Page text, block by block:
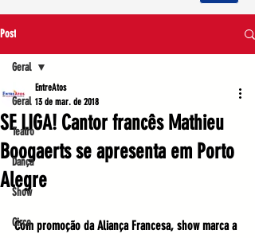
Post
Geral
Teatro
Dança
Show
Circo
Geral
SE LIGA! Cantor francês Mathieu
Boogaerts se apresenta em Porto
Alegre
EntreAtos
13 de mar. de 2018
Com promoção da Aliança Francesa, show marca a